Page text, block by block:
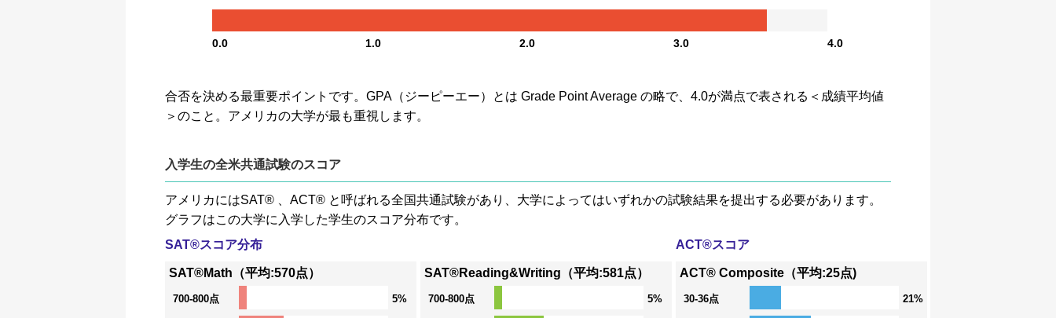
0.0 1.0 2.0 3.0 4.0
合否を決める最重要ポイントです。GPA（ジーピーエー）とは Grade Point Average の略で、4.0が満点で表される＜成績平均値
＞のこと。アメリカの大学が最も重視します。
入学生の全米共通試験のスコア
アメリカにはSAT® 、ACT® と呼ばれる全国共通試験があり、大学によってはいずれかの試験結果を提出する必要があります。
グラフはこの大学に入学した学生のスコア分布です。
SAT®スコア分布
SAT®Math（平均:570点）
700-800点 5%
SAT®Reading&Writing（平均:581点）
700-800点 5%
ACT®スコア
ACT® Composite（平均:25点)
30-36点 21%